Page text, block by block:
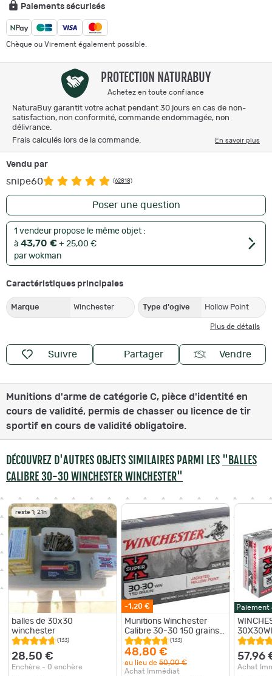
Paiements sécurisés
Chèque ou Virement également possible.
PROTECTION NATURABUY
Achetez en toute confiance
NaturaBuy garantit votre achat pendant 30 jours en cas de non-
satisfaction, non conformité, commande endommagée, non
délivrance.
Frais calculés lors de la commande.
En savoir plus
Vendu par
snipe60 (62818)
Poser une question
1 vendeur propose le même objet :
à 43,70 € + 25,00 €
par wokman
Caractéristiques principales
Marque Winchester Type d'ogive Hollow Point
Plus de détails
Suivre Partager Vendre
Munitions d'arme de catégorie C, pièce d'identité en
cours de validité, permis de chasser ou licence de tir
sportif en cours de validité obligatoire.
DÉCOUVREZ D'AUTRES OBJETS SIMILAIRES PARMI LES "BALLES
CALIBRE 30-30 WINCHESTER WINCHESTER"
reste 1j 21h
balles de 30x30
winchester
(133)
28,50 €
Enchère - 0 enchère
-1,20 €
Munitions Winchester
Calibre 30-30 150 grains
Hollow Point(133)
48,80 €
au lieu de 50,00 €
Achat Immédiat
Paiement
X20
57,96
Achat